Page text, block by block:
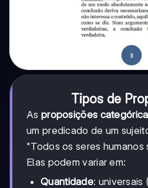
Tipos de
As proposições
um predicado de um
"Todos os seres humanos
Elas podem variar em:
Quantidade: universais